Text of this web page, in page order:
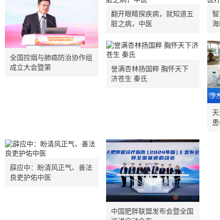
全国控烟与肺癌防治协作组
成立大会暨第
翻开眼睛探疾病，就知道五
脏之病，中医
誉满杏林扬国粹 胸怀天下
济苍生 秦氏
薛应中：盼清风正气、善法
良吏护佑中医
中国肥胖联盟发布会暨全国